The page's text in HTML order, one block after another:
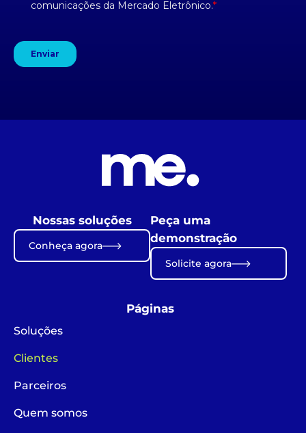
Nossas soluções
Conheça agora
Peça uma
demonstração
Solicite agora
Páginas
Soluções
Clientes
Parceiros
Quem somos